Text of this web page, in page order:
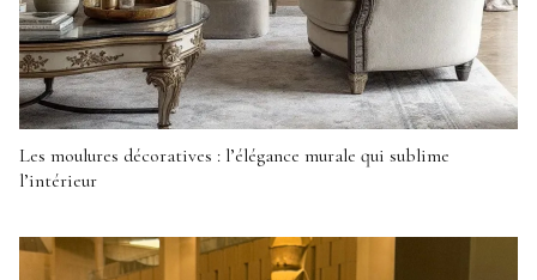
Les moulures décoratives : l’élégance murale qui sublime
l’intérieur